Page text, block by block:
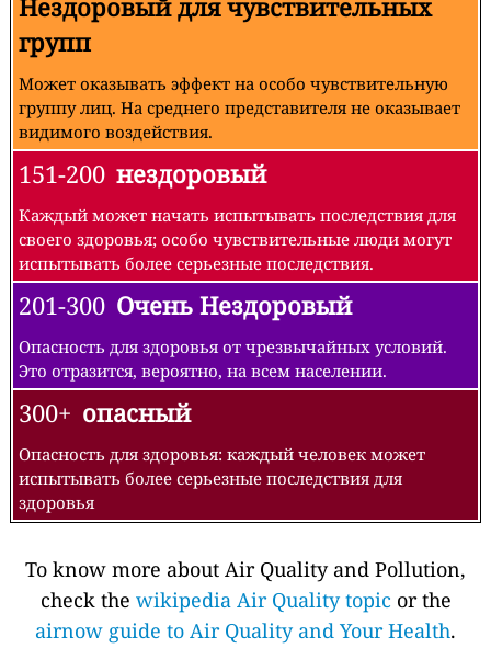
Нездоровый для чувствительных
групп
Может оказывать эффект на особо чувствительную
группу лиц. На среднего представителя не оказывает
видимого воздействия.
151-200 нездоровый
Каждый может начать испытывать последствия для
своего здоровья; особо чувствительные люди могут
испытывать более серьезные последствия.
201-300 Очень Нездоровый
Опасность для здоровья от чрезвычайных условий.
Это отразится, вероятно, на всем населении.
300+ опасный
Опасность для здоровья: каждый человек может
испытывать более серьезные последствия для
здоровья
To know more about Air Quality and Pollution,
check the wikipedia Air Quality topic or the
airnow guide to Air Quality and Your Health.